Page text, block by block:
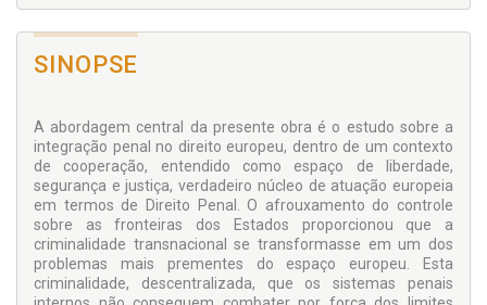
SINOPSE
A abordagem central da presente obra é o estudo sobre a
integração penal no direito europeu, dentro de um contexto
de cooperação, entendido como espaço de liberdade,
segurança e justiça, verdadeiro núcleo de atuação europeia
em termos de Direito Penal. O afrouxamento do controle
sobre as fronteiras dos Estados proporcionou que a
criminalidade transnacional se transformasse em um dos
problemas mais prementes do espaço europeu. Esta
criminalidade, descentralizada, que os sistemas penais